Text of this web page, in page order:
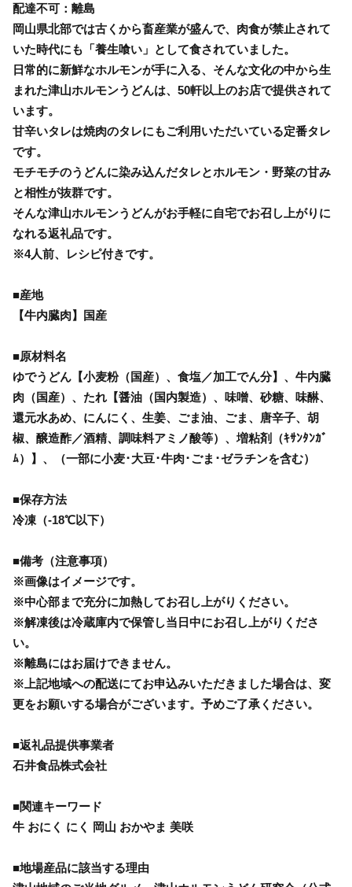
配達不可：離島
岡山県北部では古くから畜産業が盛んで、肉食が禁止されて
いた時代にも「養生喰い」として食されていました。
日常的に新鮮なホルモンが手に入る、そんな文化の中から生
まれた津山ホルモンうどんは、50軒以上のお店で提供されて
います。
甘辛いタレは焼肉のタレにもご利用いただいている定番タレ
です。
モチモチのうどんに染み込んだタレとホルモン・野菜の甘み
と相性が抜群です。
そんな津山ホルモンうどんがお手軽に自宅でお召し上がりに
なれる返礼品です。
※4人前、レシピ付きです。
■産地
【牛内臓肉】国産
■原材料名
ゆでうどん【小麦粉（国産）、食塩／加工でん分】、牛内臓
肉（国産）、たれ【醤油（国内製造）、味噌、砂糖、味醂、
還元水あめ、にんにく、生姜、ごま油、ごま、唐辛子、胡
椒、醸造酢／酒精、調味料アミノ酸等）、増粘剤（ｷｻﾝﾀﾝｶﾞ
ﾑ）】、（一部に小麦･大豆･牛肉･ごま･ゼラチンを含む）
■保存方法
冷凍（-18℃以下）
■備考（注意事項）
※画像はイメージです。
※中心部まで充分に加熱してお召し上がりください。
※解凍後は冷蔵庫内で保管し当日中にお召し上がりくださ
い。
※離島にはお届けできません。
※上記地域への配送にてお申込みいただきました場合は、変
更をお願いする場合がございます。予めご了承ください。
■返礼品提供事業者
石井食品株式会社
■関連キーワード
牛 おにく にく 岡山 おかやま 美咲
■地場産品に該当する理由